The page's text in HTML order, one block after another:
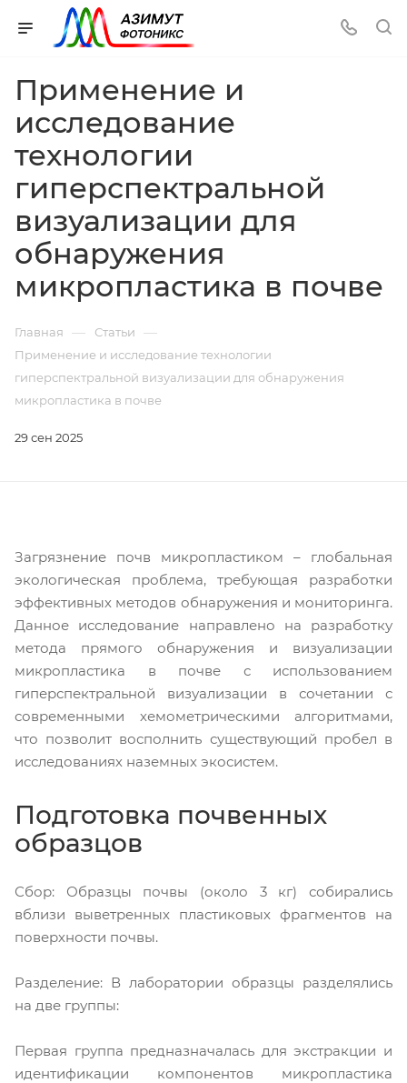
Применение и
исследование
технологии
гиперспектральной
визуализации для
обнаружения
микропластика в почве
Главная — Статьи —
Применение и исследование технологии
гиперспектральной визуализации для обнаружения
микропластика в почве
29 сен 2025
Загрязнение почв микропластиком – глобальная
экологическая проблема, требующая разработки
эффективных методов обнаружения и мониторинга.
Данное исследование направлено на разработку
метода прямого обнаружения и визуализации
микропластика в почве с использованием
гиперспектральной визуализации в сочетании с
современными хемометрическими алгоритмами,
что позволит восполнить существующий пробел в
исследованиях наземных экосистем.
Подготовка почвенных
образцов
Сбор: Образцы почвы (около 3 кг) собирались
вблизи выветренных пластиковых фрагментов на
поверхности почвы.
Разделение: В лаборатории образцы разделялись
на две группы:
Первая группа предназначалась для экстракции и
идентификации компонентов микропластика